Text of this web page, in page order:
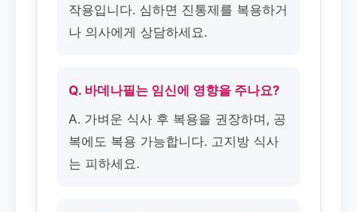
작용입니다. 심하면 진통제를 복용하거
나 의사에게 상담하세요.
Q. 바데나필는 임신에 영향을 주나요?
A. 가벼운 식사 후 복용을 권장하며, 공
복에도 복용 가능합니다. 고지방 식사
는 피하세요.